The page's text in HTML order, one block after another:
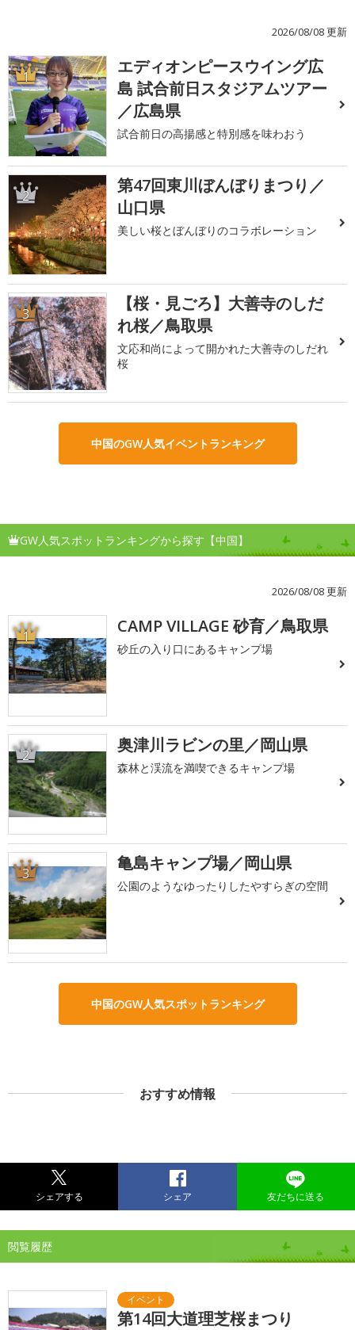
2026/08/08 更新
1
エディオンピースウイング広
島 試合前日スタジアムツアー
／広島県
試合前日の高揚感と特別感を味わおう
2
第47回東川ぼんぼりまつり／
山口県
美しい桜とぼんぼりのコラボレーション
3
【桜・見ごろ】大善寺のしだ
れ桜／鳥取県
文応和尚によって開かれた大善寺のしだれ
桜
中国のGW人気イベントランキング
GW人気スポットランキングから探す【中国】
2026/08/08 更新
1 CAMP VILLAGE 砂育／鳥取県
砂丘の入り口にあるキャンプ場
2 奥津川ラビンの里／岡山県
森林と渓流を満喫できるキャンプ場
3 亀島キャンプ場／岡山県
公園のようなゆったりしたやすらぎの空間
中国のGW人気スポットランキング
おすすめ情報
シェアする シェア 友だちに送る
閲覧履歴
第14回大道理芝桜まつり